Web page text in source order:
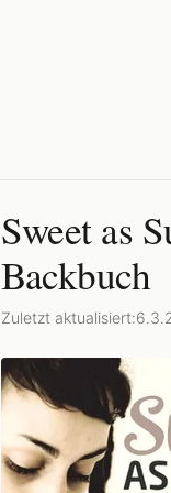
Sweet as
Backbuch
Zuletzt aktualisiert: